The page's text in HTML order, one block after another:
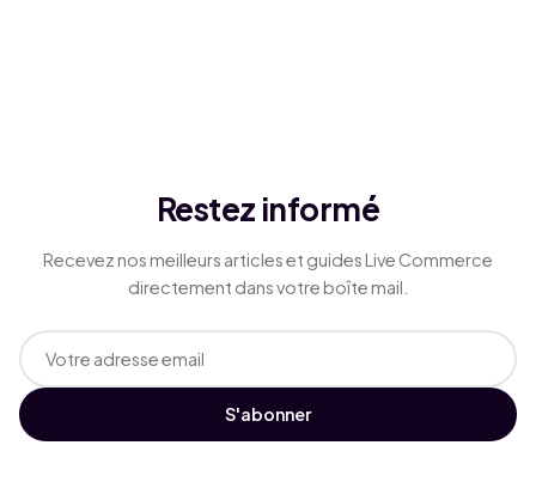
Restez informé
Recevez nos meilleurs articles et guides Live Commerce
directement dans votre boîte mail.
S'abonner